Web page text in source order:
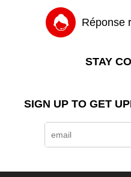
Réponse
STAY
SIGN UP TO GET